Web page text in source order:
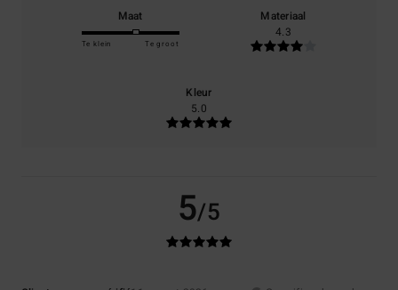
Maat
Te klein Te groot
Materiaal
4.3
Kleur
5.0
5/5